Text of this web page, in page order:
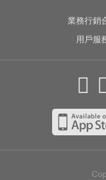
業務行銷
用戶服